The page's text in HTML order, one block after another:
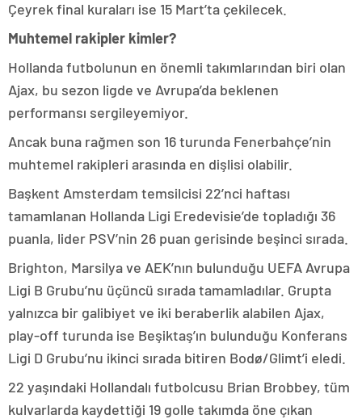
Çeyrek final kuraları ise 15 Mart’ta çekilecek.
Muhtemel rakipler kimler?
Hollanda futbolunun en önemli takımlarından biri olan
Ajax, bu sezon ligde ve Avrupa’da beklenen
performansı sergileyemiyor.
Ancak buna rağmen son 16 turunda Fenerbahçe’nin
muhtemel rakipleri arasında en dişlisi olabilir.
Başkent Amsterdam temsilcisi 22’nci haftası
tamamlanan Hollanda Ligi Eredevisie’de topladığı 36
puanla, lider PSV’nin 26 puan gerisinde beşinci sırada.
Brighton, Marsilya ve AEK’nın bulunduğu UEFA Avrupa
Ligi B Grubu’nu üçüncü sırada tamamladılar. Grupta
yalnızca bir galibiyet ve iki beraberlik alabilen Ajax,
play-off turunda ise Beşiktaş’ın bulunduğu Konferans
Ligi D Grubu’nu ikinci sırada bitiren Bodø/Glimt’i eledi.
22 yaşındaki Hollandalı futbolcusu Brian Brobbey, tüm
kulvarlarda kaydettiği 19 golle takımda öne çıkan